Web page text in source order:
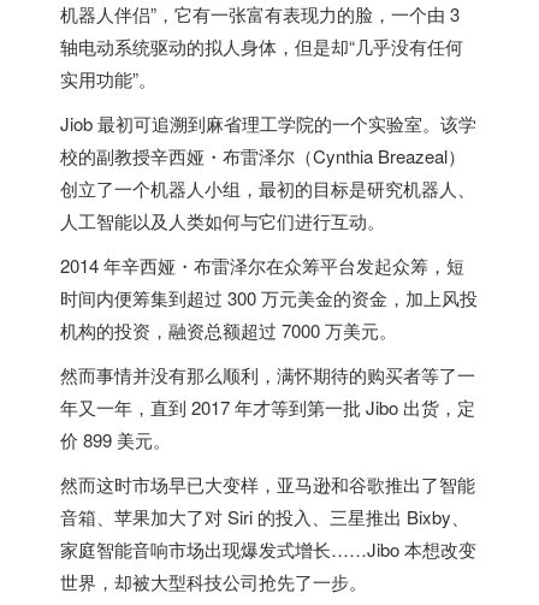
机器人伴侣”，它有一张富有表现力的脸，一个由 3
轴电动系统驱动的拟人身体，但是却“几乎没有任何
实用功能”。
Jiob 最初可追溯到麻省理工学院的一个实验室。该学
校的副教授辛西娅・布雷泽尔（Cynthia Breazeal）
创立了一个机器人小组，最初的目标是研究机器人、
人工智能以及人类如何与它们进行互动。
2014 年辛西娅・布雷泽尔在众筹平台发起众筹，短
时间内便筹集到超过 300 万元美金的资金，加上风投
机构的投资，融资总额超过 7000 万美元。
然而事情并没有那么顺利，满怀期待的购买者等了一
年又一年，直到 2017 年才等到第一批 Jibo 出货，定
价 899 美元。
然而这时市场早已大变样，亚马逊和谷歌推出了智能
音箱、苹果加大了对 Siri 的投入、三星推出 Bixby、
家庭智能音响市场出现爆发式增长……Jibo 本想改变
世界，却被大型科技公司抢先了一步。